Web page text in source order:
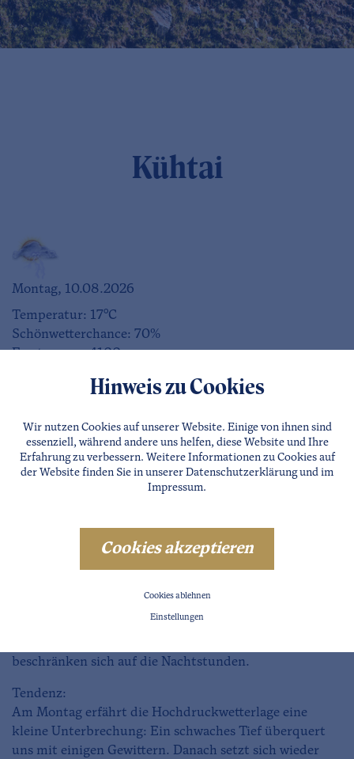
Kühtai
Montag, 10.08.2026
Temperatur: 17°C
Schönwetterchance: 70%
Frostgrenze: 4100m
Dienstag, 11.08.2026
Temperatur: 16°C
Schönwetterchance: 70%
Die Zufuhr trocken-heisser Luft, die wir seit Freitag
feuchtere Luft zu uns vor. So wird es erneut sonnig und
beschränken sich auf die Nachtstunden.
Tendenz:
Am Montag erfährt die Hochdruckwetterlage eine
kleine Unterbrechung: Ein schwaches Tief überquert
uns mit einigen Gewittern. Danach setzt sich wieder
Hinweis zu Cookies
Wir nutzen Cookies auf unserer Website. Einige von ihnen sind
essenziell, während andere uns helfen, diese Website und Ihre
Erfahrung zu verbessern. Weitere Informationen zu Cookies auf
der Website finden Sie in unserer Datenschutzerklärungund im
Impressum.
Cookies akzeptieren
Cookies ablehnen
Einstellungen